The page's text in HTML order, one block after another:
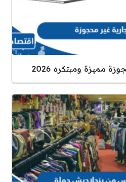
مميزة ومبتكره 2026